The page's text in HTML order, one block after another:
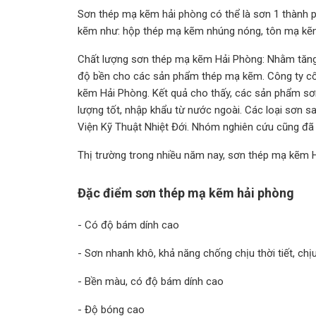
Sơn thép mạ kẽm hải phòng có thể là sơn 1 thành
kẽm như: hộp thép mạ kẽm nhúng nóng, tôn mạ
Chất lượng sơn thép mạ kẽm Hải Phòng: Nhằm
độ bền cho các sản phẩm thép mạ kẽm. Công ty
kẽm Hải Phòng. Kết quả cho thấy, các sản phẩm
lượng tốt, nhập khẩu từ nước ngoài. Các loại sơn
Viện Kỹ Thuật Nhiệt Đới. Nhóm nghiên cứu cũng
Thị trường trong nhiều năm nay, sơn thép mạ
Đặc điểm sơn thép mạ kẽm hải phòng
- Có độ bám dính cao
- Sơn nhanh khô, khả năng chống chịu thời tiết,
- Bền màu, có độ bám dính cao
- Độ bóng cao